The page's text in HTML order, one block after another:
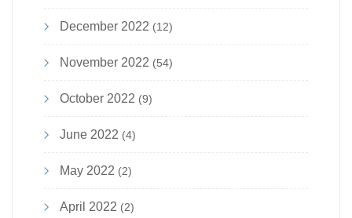
December 2022 (12)
November 2022 (54)
October 2022 (9)
June 2022 (4)
May 2022 (2)
April 2022 (2)